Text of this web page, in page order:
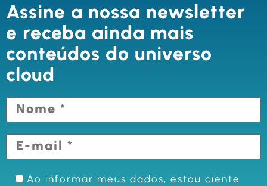
Assine a nossa newsletter
e receba ainda mais
conteúdos do universo
cloud
Ao informar meus dados, estou ciente